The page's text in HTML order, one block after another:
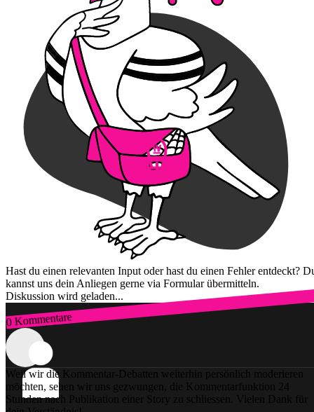
Hast du einen relevanten Input oder hast du einen Fehler entdeckt?
kannst uns dein Anliegen gerne via Formular übermitteln.
Diskussion wird geladen...
0 Kommentare
Zum Login
Weil wir die Kommentar-Debatten weiterhin persönlich moderieren
möchten, sehen wir uns gezwungen, die Kommentarfunktion 24
Stunden nach Publikation einer Story zu schliessen. Vielen Dank für